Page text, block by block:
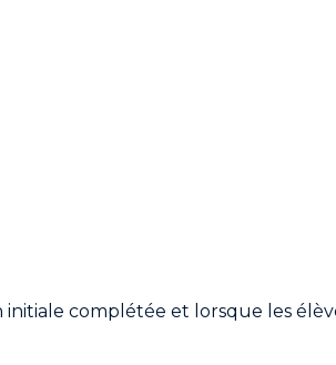
complétée et lorsque les